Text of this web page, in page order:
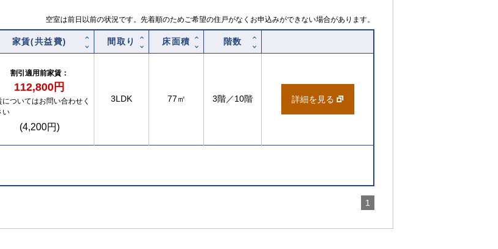
空室は前日以前の状況です。先着順のためご希望の住戸がなくお申込みができない場合があります。
家賃(共益費) 間取り 床面積 階数
割引適用前家賃：
112,800円
についてはお問い合わせく
い
(4,200円)
3LDK 77㎡ 3階／10階 詳細を見る
1